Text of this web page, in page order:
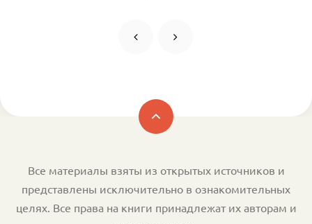
Все материалы взяты из открытых источников и
представлены исключительно в ознакомительных
целях. Все права на книги принадлежат их авторам и